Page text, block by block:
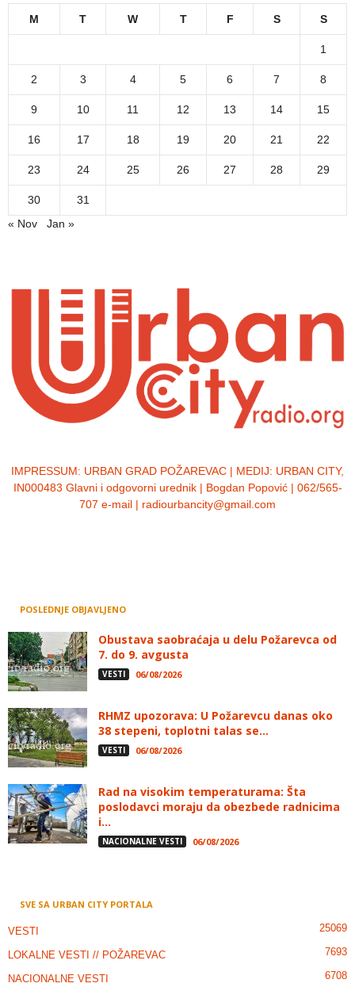
M T W T F S S
1
2 3 4 5 6 7 8
9 10 11 12 13 14 15
16 17 18 19 20 21 22
23 24 25 26 27 28 29
30
31
« Nov
Jan »
IMPRESSUM: URBAN GRAD POŽAREVAC | MEDIJ: URBAN CITY,
IN000483 Glavni i odgovorni urednik | Bogdan Popović | 062/565-
707 e-mail | radiourbancity@gmail.com
POSLEDNJE OBJAVLJENO
Obustava saobraćaja u delu Požarevca od
7. do 9. avgusta
VESTI 06/08/2026
RHMZ upozorava: U Požarevcu danas oko
38 stepeni, toplotni talas se...
VESTI 06/08/2026
Rad na visokim temperaturama: Šta
poslodavci moraju da obezbede radnicima
i...
NACIONALNE VESTI 06/08/2026
SVE SA URBAN CITY PORTALA
VESTI 25069
LOKALNE VESTI // POŽAREVAC 7693
NACIONALNE VESTI 6708